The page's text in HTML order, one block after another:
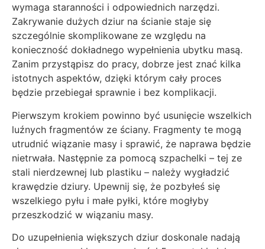
wymaga staranności i odpowiednich narzędzi.
Zakrywanie dużych dziur na ścianie staje się
szczególnie skomplikowane ze względu na
konieczność dokładnego wypełnienia ubytku masą.
Zanim przystąpisz do pracy, dobrze jest znać kilka
istotnych aspektów, dzięki którym cały proces
będzie przebiegał sprawnie i bez komplikacji.
Pierwszym krokiem powinno być usunięcie wszelkich
luźnych fragmentów ze ściany. Fragmenty te mogą
utrudnić wiązanie masy i sprawić, że naprawa będzie
nietrwała. Następnie za pomocą szpachelki – tej ze
stali nierdzewnej lub plastiku – należy wygładzić
krawędzie dziury. Upewnij się, że pozbyłeś się
wszelkiego pyłu i małe pyłki, które mogłyby
przeszkodzić w wiązaniu masy.
Do uzupełnienia większych dziur doskonale nadają